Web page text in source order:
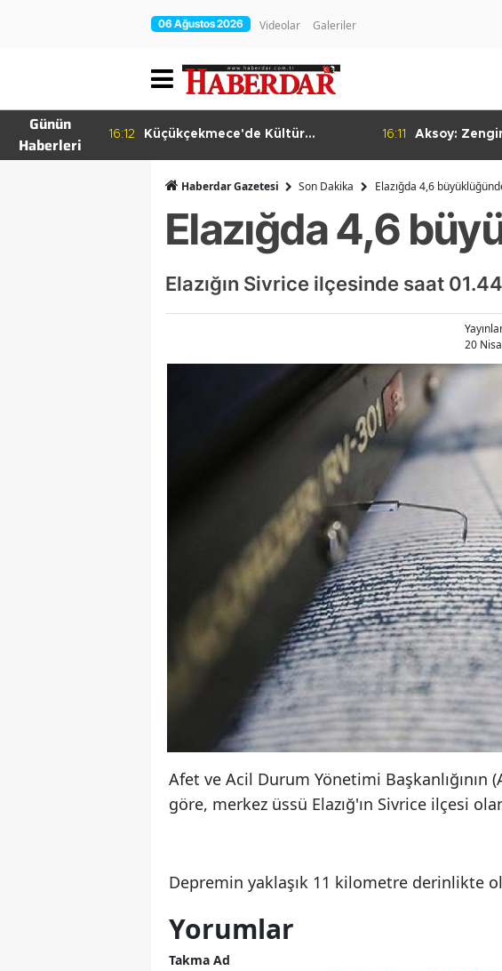
06 Ağustos 2026 Videolar Galeriler
Günün
Haberleri
16:12
Küçükçekmece'de Kültür
16:11
Aksoy:
Haberdar Gazetesi Son Dakika Elazığda 4,6
Elazığda 4,6
Elazığın Sivrice ilçesinde saat
20
Afet ve Acil Durum Yönetimi
göre, merkez üssü Elazığ'ın Sivrice ilçesi
Depremin yaklaşık 11 kilometre derinlikte
Yorumlar
Takma Ad